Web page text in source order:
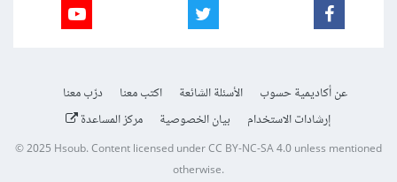
عن أكاديمية حسوب الأسئلة الشائعة اكتب معنا
درّب معنا
إرشادات الاستخدام
بيان الخصوصية مركز المساعدة
© 2025Hsoub.Content licensed underCC BY-NC-SA 4.0unless mentioned
otherwise.